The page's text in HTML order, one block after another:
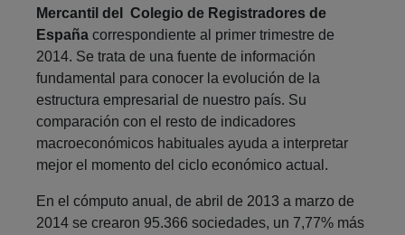
Mercantil del Colegio de Registradores de
España correspondiente al primer trimestre de
2014. Se trata de una fuente de información
fundamental para conocer la evolución de la
estructura empresarial de nuestro país. Su
comparación con el resto de indicadores
macroeconómicos habituales ayuda a interpretar
mejor el momento del ciclo económico actual.
En el cómputo anual, de abril de 2013 a marzo de
2014 se crearon 95.366 sociedades, un 7,77% más